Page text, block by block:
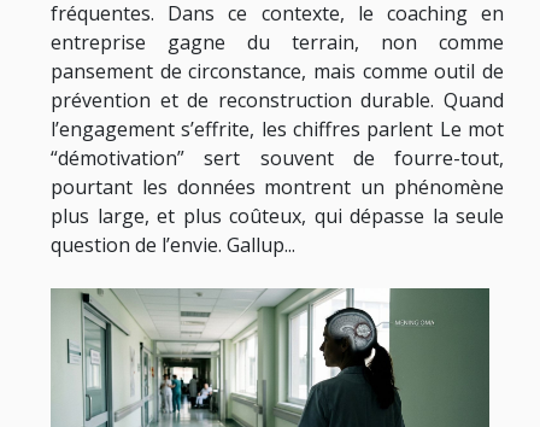
fréquentes. Dans ce contexte, le coaching en
entreprise gagne du terrain, non comme
pansement de circonstance, mais comme outil de
prévention et de reconstruction durable. Quand
l’engagement s’effrite, les chiffres parlent Le mot
“démotivation” sert souvent de fourre-tout,
pourtant les données montrent un phénomène
plus large, et plus coûteux, qui dépasse la seule
question de l’envie. Gallup...